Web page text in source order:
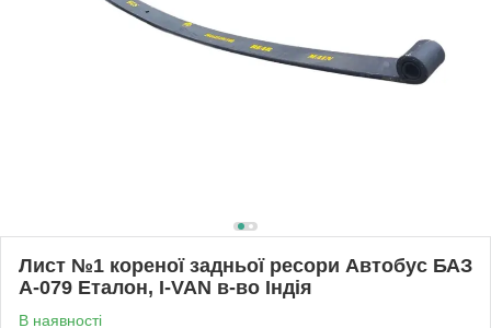
Лист №1 кореної задньої ресори Автобус БАЗ
А-079 Еталон, I-VAN в-во Індія
В наявності